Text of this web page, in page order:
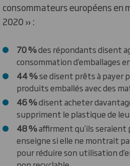
consommateurs européens en
2020 » :
70 %des répondants disent
consommation d’emballages
44 %se disent prêts à payer
produits emballés avec des
46 %disent acheter
suppriment le plastique de
48 %affirment qu’ils
enseigne si elle ne montrait
pour réduire son utilisation